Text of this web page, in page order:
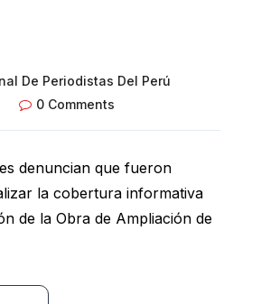
De Periodistas Del Perú
0 Comments
denuncian que fueron
la cobertura informativa
de la Obra de Ampliación de